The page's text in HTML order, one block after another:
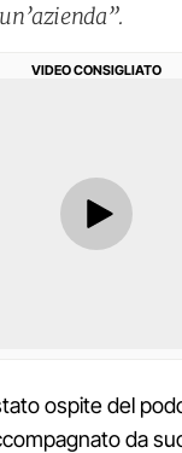
VIDEO CONSIGLIATO
ospite del
da